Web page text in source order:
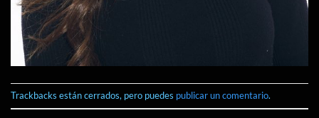
Trackbacks están cerrados, pero puedes publicar un comentario.